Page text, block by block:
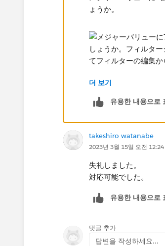
ょうか。
フィルターシェルフ
ーの編集から任意の
더 보기
유용한 내용으로
takeshiro watanabe
2023년 3월 15일 오전 12:24
失礼しました。
対応可能でした。
유용한 내용으로
댓글 추가
답변을 작성하세요...